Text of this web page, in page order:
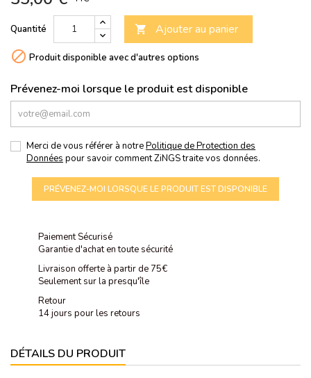
Quantité  Ajouter au panier
 Produit disponible avec d'autres options
Prévenez-moi lorsque le produit est disponible
Merci de vous référer à notrePolitique de Protection des
Données pour savoir comment ZiNGS traite vos données.
PRÉVENEZ-MOI LORSQUE LE PRODUIT EST DISPONIBLE
Paiement Sécurisé
Garantie d'achat en toute sécurité
Livraison offerte à partir de 75€
Seulement sur la presqu'île
Retour
14 jours pour les retours
DÉTAILS DU PRODUIT